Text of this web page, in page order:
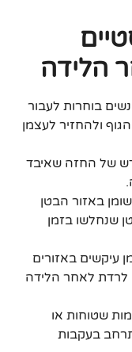
הלידה
בוחרות לעבור
ולהחזיר לעצמן
של החזה שאיבד
באזור הבטן
שנחלשו בזמן
עיקשים באזורים
לרדת לאחר הלידה
שטוחות או
בעקבות